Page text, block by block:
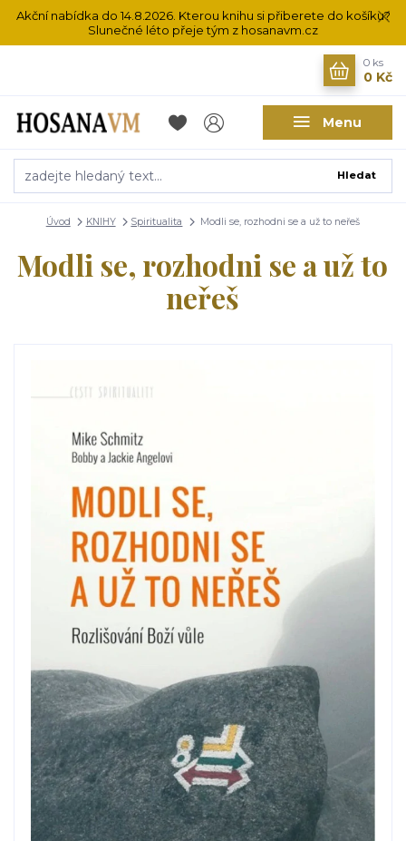
Akční nabídka do 14.8.2026. Kterou knihu si přiberete do košíku?
Slunečné léto přeje tým z hosanavm.cz
Menu
Hledat
0 ks
0 Kč
Úvod KNIHY Spiritualita Modli se, rozhodni se a už to neřeš
Modli se, rozhodni se a už to
neřeš